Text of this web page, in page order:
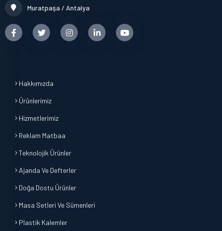
Muratpaşa / Antalya
Hakkımızda
Ürünlerimiz
Hizmetlerimiz
Reklam Matbaa
Teknolojik Ürünler
Ajanda Ve Defterler
Doğa Dostu Ürünler
Masa Setleri Ve Sümenleri
Plastik Kalemler